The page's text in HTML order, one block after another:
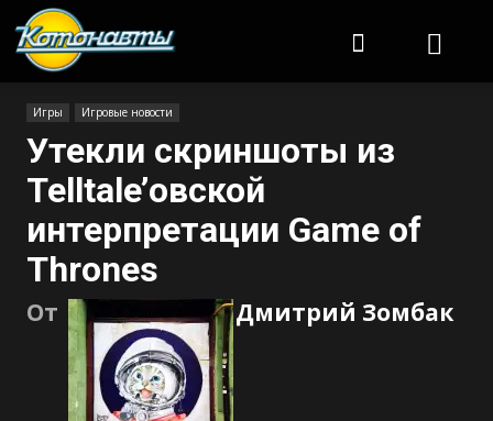
Игры Игровые новости
Утекли скриншоты из
Telltale’овской
интерпретации Game of
Thrones
От Дмитрий Зомбак